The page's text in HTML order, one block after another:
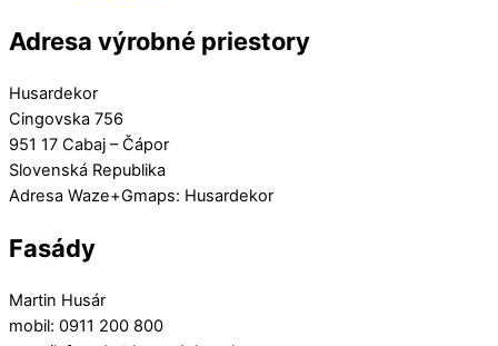
Adresa výrobné priestory
Husardekor
Cingovska 756
951 17 Cabaj – Čápor
Slovenská Republika
Adresa Waze+Gmaps: Husardekor
Fasády
Martin Husár
mobil: 0911 200 800